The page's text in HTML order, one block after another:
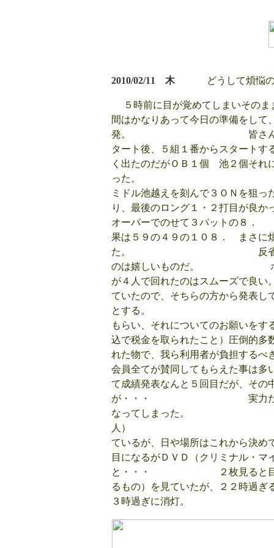
2010/02/11 木どうして煩悩の
５時前に目が覚めてしまいそのま
間はかなりあって今日の準備をして
発。 皆さん時間通りに
タート後、５組１番からスター
く出たのだがＯＢ１個 池２個それ
った。 後半良
ミドル池越えを刻んで３ＯＮを狙
り、最後のロング１・２打目が良
オーバーでの
果は５９の４９の１０８． まさに
た。 反省点はあるが、
のは嬉しいものだ。 ホール
が４人で回れたのはスムーズで良い
ていたので、そちらの方から発表し
とする。 集計の
もらい、それについての
込で税金を取られたこと）圧倒的多
れた物で、我ら利用者が負
会員全てが賛同してもら
て成績発表なんと５回目だが、その
が・・・ 実力だからそれ
なってしまった。 自分は
人） 次回
ているが、日や場所はこれか
目になるがＤＶＤ（クリミナル・マ
と・・・ ２枚見ると目も心
るもの）を見ていたが、２２時過ぎ
３時過ぎに消灯。